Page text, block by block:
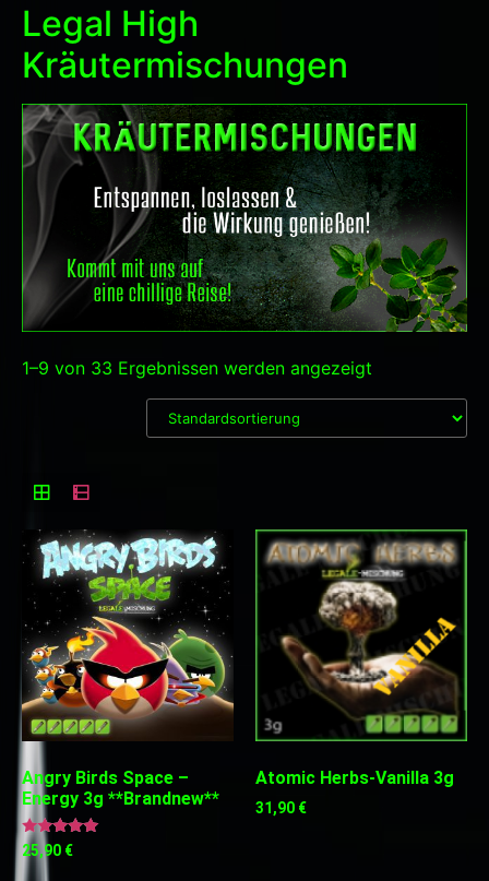
Legal High
Kräutermischungen
1–9 von 33 Ergebnissen werden angezeigt
Angry Birds Space –
Energy 3g **Brandnew**
Bewertet
mit
25,90 €
Atomic Herbs-Vanilla 3g
31,90 €